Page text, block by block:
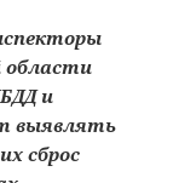
области
и
выявлять
сброс